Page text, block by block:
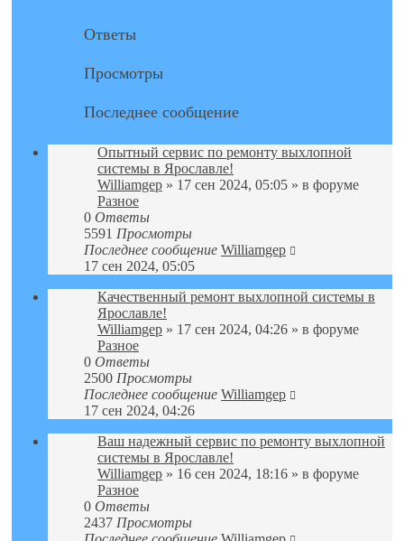
Ответы
Просмотры
Последнее сообщение
Опытный сервис по ремонту выхлопной
системы в Ярославле!
Williamgep » 17 сен 2024, 05:05 » в форуме
Разное
0 Ответы
5591 Просмотры
Последнее сообщение Williamgep
17 сен 2024, 05:05
Качественный ремонт выхлопной системы в
Ярославле!
Williamgep » 17 сен 2024, 04:26 » в форуме
Разное
0 Ответы
2500 Просмотры
Последнее сообщение Williamgep
17 сен 2024, 04:26
Ваш надежный сервис по ремонту выхлопной
системы в Ярославле!
Williamgep » 16 сен 2024, 18:16 » в форуме
Разное
0 Ответы
2437 Просмотры